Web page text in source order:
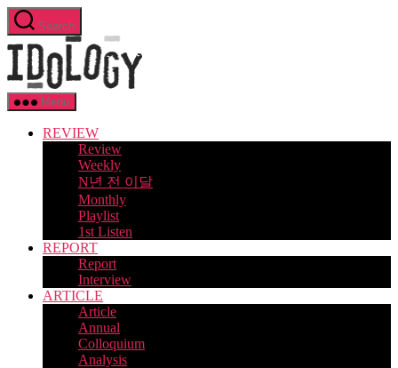
Skip
to
the
content
Search
Menu
REVIEW
Review
Weekly
N년 전 이달
Monthly
Playlist
1st Listen
REPORT
Report
Interview
ARTICLE
Article
Annual
Colloquium
Analysis